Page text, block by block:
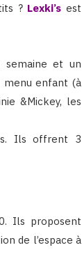
? Lexki’s est
semaine et un
menu enfant (à
&Mickey, les
Ils offrent 3
Ils proposent
de l’espace à